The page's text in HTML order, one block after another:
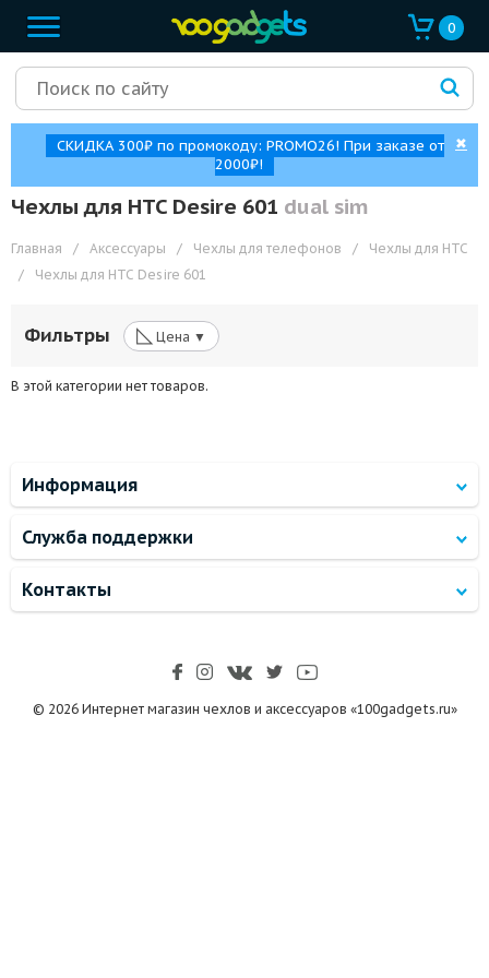
0
СКИДКА 300₽ по промокоду: PROMO26! При заказе от
2000₽!
✖
Чехлы для HTC Desire 601 dual sim
Главная / Аксессуары / Чехлы для телефонов /
Чехлы для HTC
/
Чехлы для HTC Desire 601
Фильтры ◺ Цена ▼
В этой категории нет товаров.
Информация
Служба поддержки
Контакты
© 2026 Интернет магазин чехлов и аксессуаров «100gadgets.ru»